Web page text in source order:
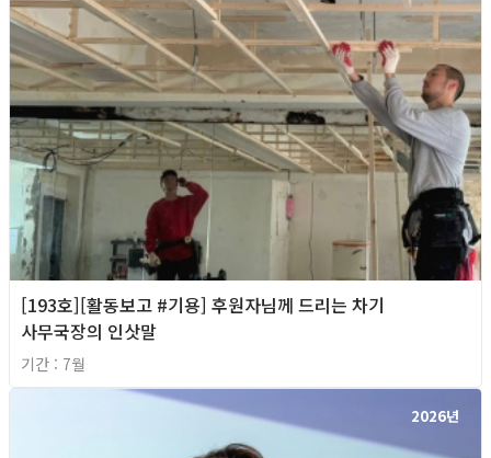
[193호][활동보고 #기용] 후원자님께 드리는 차기
사무국장의 인삿말
기간 : 7월
2026년